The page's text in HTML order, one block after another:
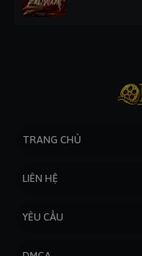
TRANG CHỦ
LIÊN HỆ
YÊU CẦU